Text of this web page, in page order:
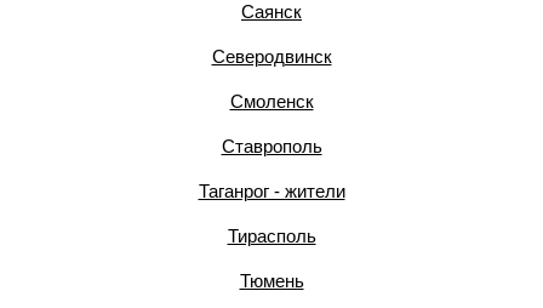
Саянск
Северодвинск
Смоленск
Ставрополь
Таганрог - жители
Тирасполь
Тюмень